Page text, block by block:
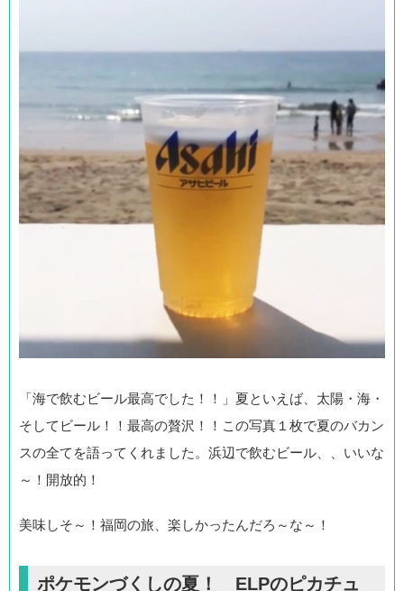
「海で飲むビール最高でした！！」夏といえば、太陽・海・
そしてビール！！最高の贅沢！！この写真１枚で夏のバカン
スの全てを語ってくれました。浜辺で飲むビール、、いいな
～！開放的！
美味しそ～！福岡の旅、楽しかったんだろ～な～！
ポケモンづくしの夏！ ELPのピカチュ